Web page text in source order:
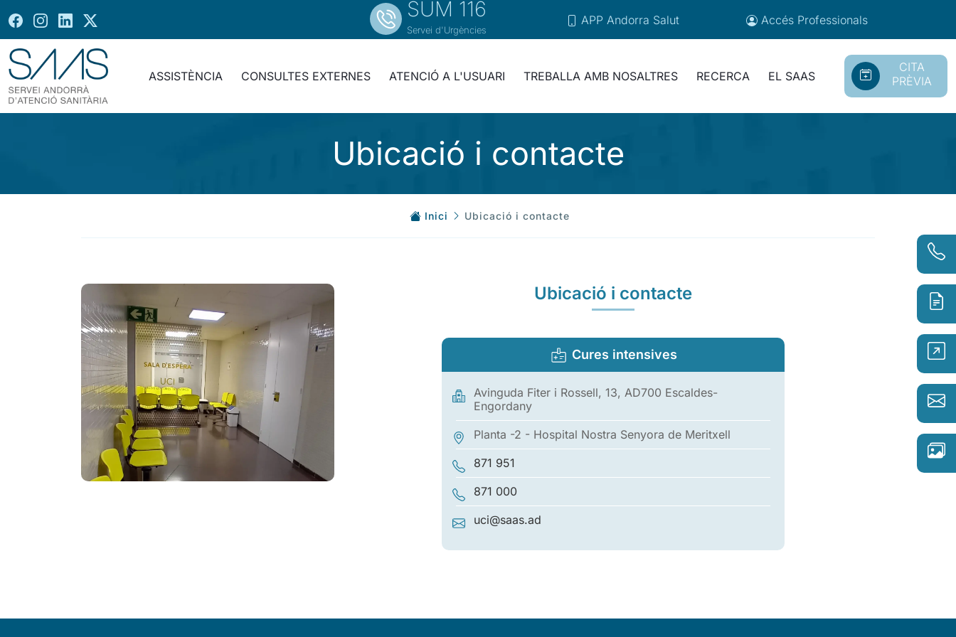
SUM 116
Servei d'Urgències
APP Andorra Salut Accés Professionals
ASSISTÈNCIA CONSULTES EXTERNES ATENCIÓ A L'USUARI TREBALLA AMB NOSALTRES RECERCA EL SAAS
CITA
PRÈVIA
Ubicació i contacte
Inici Ubicació i contacte
Ubicació i contacte
Cures intensives
Avinguda Fiter i Rossell, 13, AD700 Escaldes-
Engordany
Planta -2 - Hospital Nostra Senyora de Meritxell
871 951
871 000
uci@saas.ad